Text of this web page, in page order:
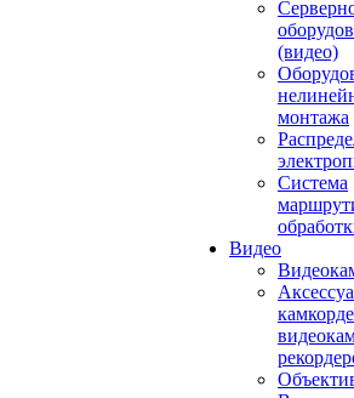
(видео)
монтажа
Система
Видео